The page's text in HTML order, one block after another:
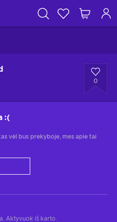
0
:(
vėl bus prekyboje, mes apie tai
Aktyvuok iš karto.